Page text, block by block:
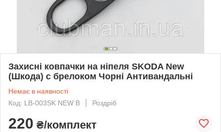
Захисні ковпачки на ніпеля SKODA New
(Шкода) c брелоком Чорні Антивандальні
Немає в наявності
Код: LB-003SK NEW B
Роздріб
220 ₴/комплект